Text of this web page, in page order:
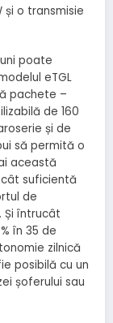
și o transmisie
poate
eTGL
pachete –
de 160
și de
să permită o
această
suficientă
de
Și întrucât
în 35 de
zilnică
posibilă cu un
șoferului sau